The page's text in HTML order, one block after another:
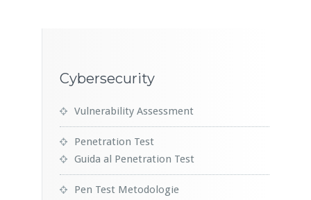
Cybersecurity
Vulnerability Assessment
Penetration Test
Guida al Penetration Test
Pen Test Metodologie